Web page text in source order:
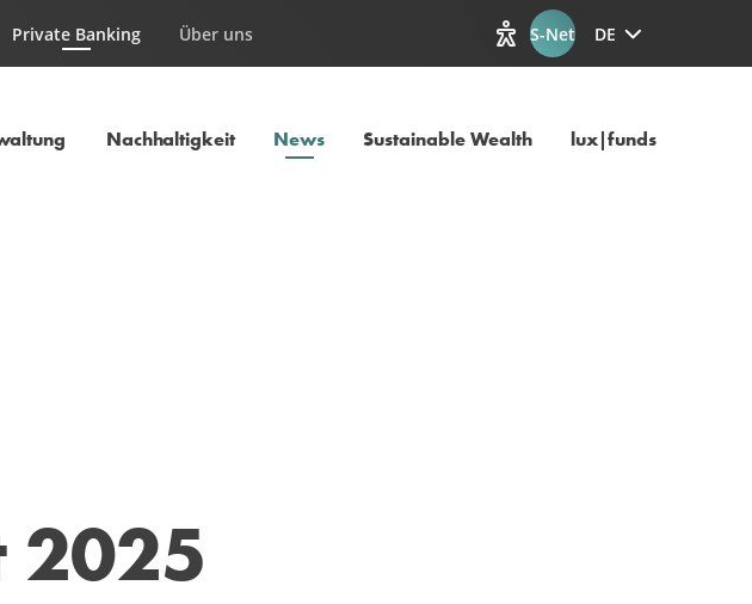
Private Banking
Aktuelle Seite Über uns Optionen zur Barrierefreiheit
S-Net DE
Nachhaltigkeit NewsAktuelle Seite
Sustainable Wealth lux|funds
2025